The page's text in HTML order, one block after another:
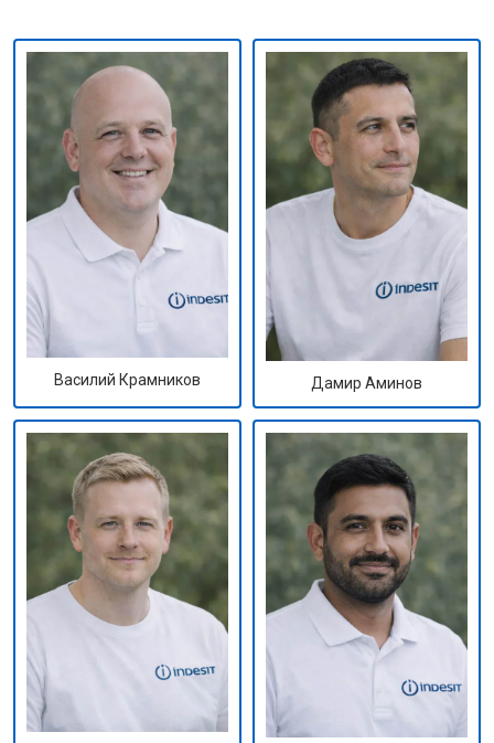
Василий Крамников Дамир Аминов